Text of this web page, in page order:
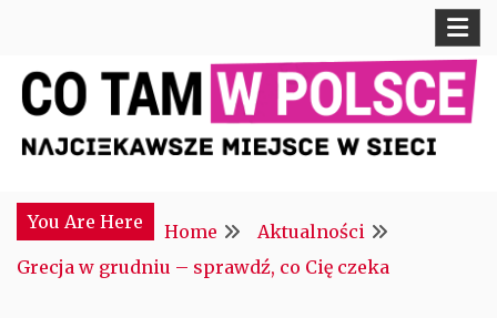
content
CTM POLONIA
You Are Here
Home
Aktualności
Grecja w grudniu – sprawdź, co Cię czeka